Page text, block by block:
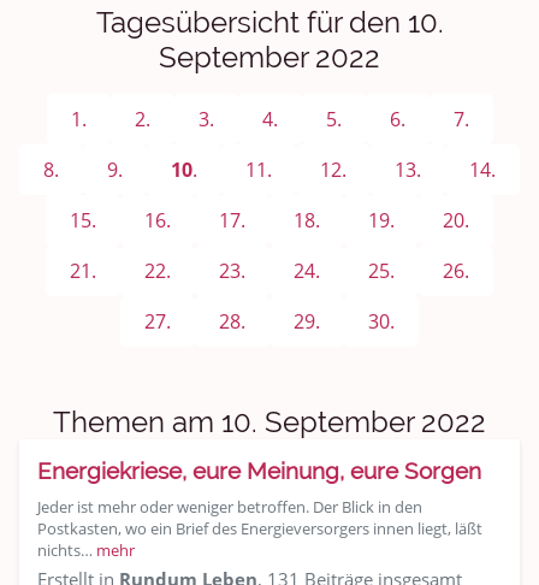
Treffen und Stammtische
Ü100 Party - Fanecke
Gesundheit & Wellness
Sport & Freizeit
Shopping und Bekleidung
Anregungen und Support
Spiel, Spaß und Sinnlosigkeit
Gewicht reduzieren
Tagesübersicht für den 10.
September 2022
1. 2. 3. 4. 5. 6.
7.
8.
9. 10. 11. 12. 13.
14.
15.
16. 17. 18. 19.
20.
21.
22. 23. 24. 25.
26.
27.
28. 29. 30.
Themen am 10. September 2022
Energiekriese, eure Meinung, eure Sorgen
Jeder ist mehr oder weniger betroffen. Der Blick in den
Postkasten, wo ein Brief des Energieversorgers innen liegt, läßt
nichts… mehr
Erstellt in Rundum Leben, 131 Beiträge insgesamt